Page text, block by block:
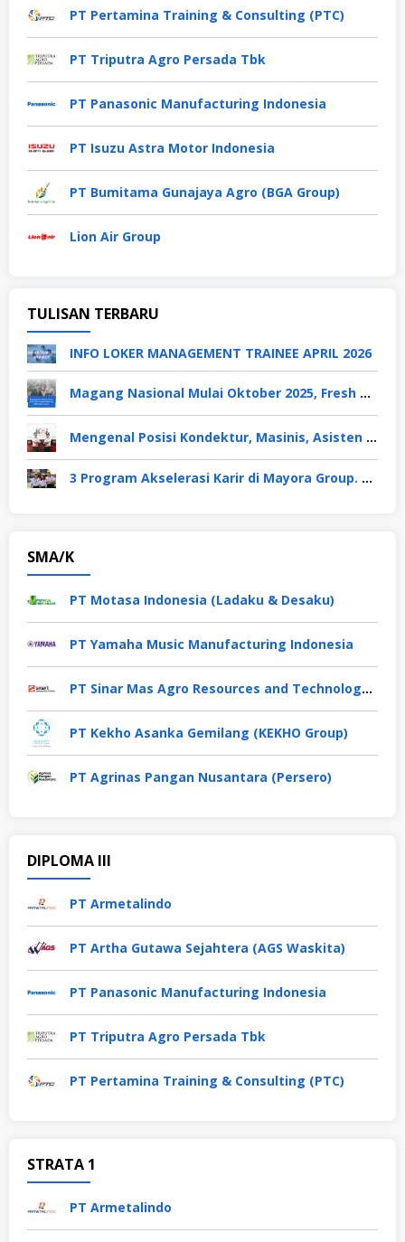
PT Pertamina Training & Consulting (PTC)
PT Triputra Agro Persada Tbk
PT Panasonic Manufacturing Indonesia
PT Isuzu Astra Motor Indonesia
PT Bumitama Gunajaya Agro (BGA Group)
Lion Air Group
TULISAN TERBARU
INFO LOKER MANAGEMENT TRAINEE APRIL 2026
Magang Nasional Mulai Oktober 2025, Fresh Graduate Dapat Gaji UMP Selama 6 Bulan
Mengenal Posisi Kondektur, Masinis, Asisten PPKA, Pemeliharaan Sarana dan Prasarana, Polsuska (Polisi Khusus Kereta Api), di PT KAI
3 Program Akselerasi Karir di Mayora Group. Apa Saja? Berikut Penjelasannya
SMA/K
PT Motasa Indonesia (Ladaku & Desaku)
PT Yamaha Music Manufacturing Indonesia
PT Sinar Mas Agro Resources and Technology Tbk
PT Kekho Asanka Gemilang (KEKHO Group)
PT Agrinas Pangan Nusantara (Persero)
DIPLOMA III
PT Armetalindo
PT Artha Gutawa Sejahtera (AGS Waskita)
PT Panasonic Manufacturing Indonesia
PT Triputra Agro Persada Tbk
PT Pertamina Training & Consulting (PTC)
STRATA 1
PT Armetalindo